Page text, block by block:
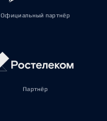
Официальный партнёр
Партнёр